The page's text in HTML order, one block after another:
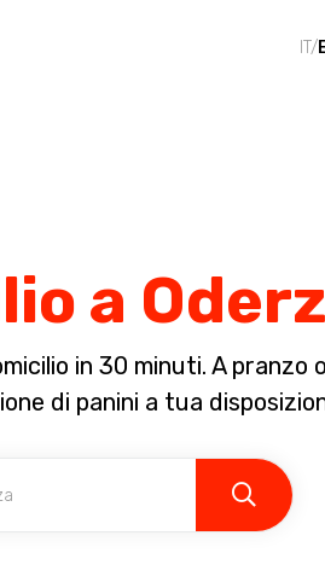
IT/
a
in 30 minuti. A pranzo
di panini a tua